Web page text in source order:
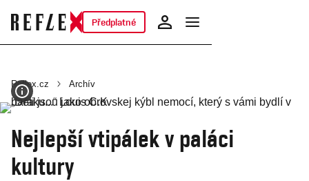
Předplatné
Reflex.cz Archív
Nejlepší vtipálek v paláci
kultury